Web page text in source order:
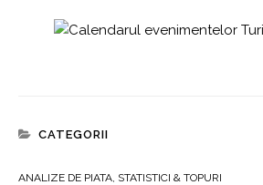
CATEGORII
ANALIZE DE PIATA, STATISTICI & TOPURI